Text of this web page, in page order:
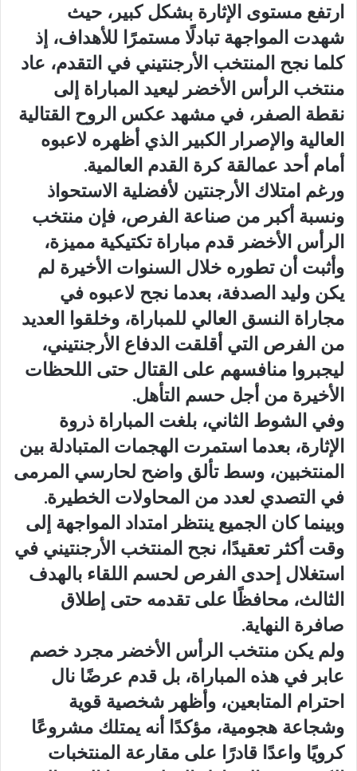
ارتفع مستوى الإثارة بشكل كبير، حيث
شهدت المواجهة تبادلًا مستمرًا للأهداف، إذ
كلما نجح المنتخب الأرجنتيني في التقدم، عاد
منتخب الرأس الأخضر ليعيد المباراة إلى
نقطة الصفر، في مشهد عكس الروح القتالية
العالية والإصرار الكبير الذي أظهره لاعبوه
أمام أحد عمالقة كرة القدم العالمية.
ورغم امتلاك الأرجنتين لأفضلية الاستحواذ
ونسبة أكبر من صناعة الفرص، فإن منتخب
الرأس الأخضر قدم مباراة تكتيكية مميزة،
وأثبت أن تطوره خلال السنوات الأخيرة لم
يكن وليد الصدفة، بعدما نجح لاعبوه في
مجاراة النسق العالي للمباراة، وخلقوا العديد
من الفرص التي أقلقت الدفاع الأرجنتيني،
ليجبروا منافسهم على القتال حتى اللحظات
الأخيرة من أجل حسم التأهل.
وفي الشوط الثاني، بلغت المباراة ذروة
الإثارة، بعدما استمرت الهجمات المتبادلة بين
المنتخبين، وسط تألق واضح لحارسي المرمى
في التصدي لعدد من المحاولات الخطيرة.
وبينما كان الجميع ينتظر امتداد المواجهة إلى
وقت أكثر تعقيدًا، نجح المنتخب الأرجنتيني في
استغلال إحدى الفرص لحسم اللقاء بالهدف
الثالث، محافظًا على تقدمه حتى إطلاق
صافرة النهاية.
ولم يكن منتخب الرأس الأخضر مجرد خصم
عابر في هذه المباراة، بل قدم عرضًا نال
احترام المتابعين، وأظهر شخصية قوية
وشجاعة هجومية، مؤكدًا أنه يمتلك مشروعًا
كرويًا واعدًا قادرًا على مقارعة المنتخبات